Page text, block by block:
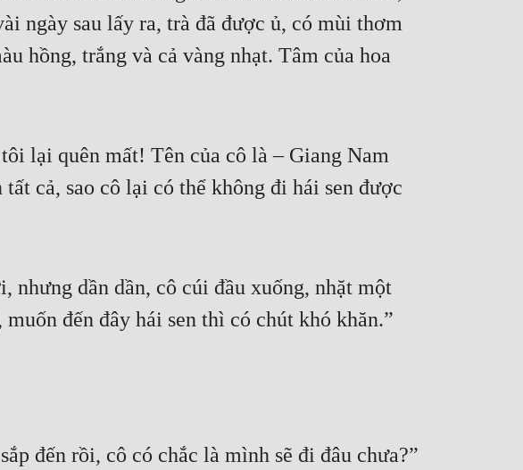
ngày sau lấy ra, trà đã được ủ, có mùi thơm
hồng, trắng và cả vàng nhạt. Tâm của hoa
lại quên mất! Tên của cô là – Giang Nam
cả, sao cô lại có thể không đi hái sen được
dần dần, cô cúi đầu xuống, nhặt một
đến đây hái sen thì có chút khó khăn.”
đến rồi, cô có chắc là mình sẽ đi đâu chưa?”